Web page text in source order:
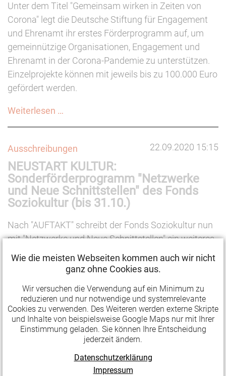
Unter dem Titel "Gemeinsam wirken in Zeiten von
Corona" legt die Deutsche Stiftung für Engagement
und Ehrenamt ihr erstes Förderprogramm auf, um
gemeinnützige Organisationen, Engagement und
Ehrenamt in der Corona-Pandemie zu unterstützen.
Einzelprojekte können mit jeweils bis zu 100.000 Euro
gefördert werden.
Weiterlesen …
der
Deutschen
Stiftung
Engagement
und
Ehrenamt
22.09.2020 15:15
Ausschreibungen
NEUSTART KULTUR:
Sonderförderprogramm "Netzwerke
und Neue Schnittstellen" des Fonds
Soziokultur (bis 31.10.)
Nach "AUFTAKT" schreibt der Fonds Soziokultur nun
mit "Netzwerke und Neue Schnittstellen" ein weiteres
thematisches Sonderförderprogramm im Rahmen
von NEUSTART KULTUR aus. Gefördert werden
Kooperationen und Kollaborationen erproben.
Weiterlesen …NEUSTART
KULTUR:
Sonderförderprogramm
"Netzwerke
Ausschreibungen
NEUSTART KULTUR:
Wie die meisten Webseiten kommen auch wir nicht
ganz ohne Cookies aus.
Wir versuchen die Verwendung auf ein Minimum zu
reduzieren und nur notwendige und systemrelevante
Cookies zu verwenden. Des Weiteren werden externe Skripte
und Inhalte von beispielsweise Google Maps nur mit Ihrer
Einstimmung geladen. Sie können Ihre Entscheidung
jederzeit ändern.
Datenschutzerklärung
Impressum